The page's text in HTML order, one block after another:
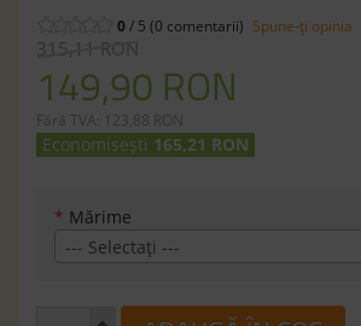
0/ 5 (0 comentarii) Spune-ţi opinia
315,11 RON
149,90 RON
Fără TVA: 123,88 RON
Economisești 165,21 RON
* Mărime
--- Selectaţi ---